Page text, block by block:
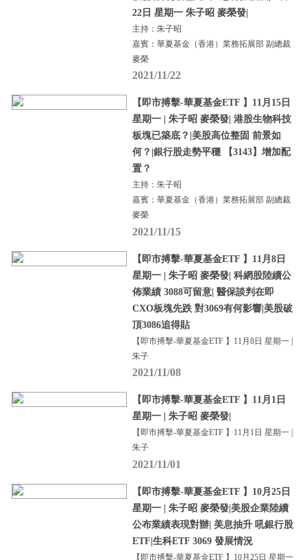
22日 星期一 朱子昭 麥榮發|
主持：朱子昭
嘉賓：華夏基金（香港）業務拓展部 副總裁
麥榮
2021/11/22
【即市搏擊-華夏基金ETF 】11月15日
星期一 | 朱子昭 麥榮發| 港股生物科技
板塊已築底？|美股高位整固 前景如
何？|銀行股走勢平穩 【3143】增加配
置？
主持：朱子昭
嘉賓：華夏基金（香港）業務拓展部 副總裁
麥榮
2021/11/15
【即市搏擊-華夏基金ETF 】11月8日
星期一 | 朱子昭 麥榮發| 科網股陸續公
佈業績 3088可留意| 醫保談判在即
CXO板塊先跌 對3069有何影響|美股破
頂3086追得貼
【即市搏擊-華夏基金ETF 】11月8日 星期一 |
朱子
2021/11/08
【即市搏擊-華夏基金ETF 】11月1日
星期一 | 朱子昭 麥榮發|
【即市搏擊-華夏基金ETF 】11月1日 星期一 |
朱子
2021/11/01
【即市搏擊-華夏基金ETF 】10月25日
星期一 | 朱子昭 麥榮發|美股企業陸續
公布業績表現對辦| 美息抽升 吼銀行股
ETF|生科ETF 3069 發展情況
【即市搏擊-華夏基金ETF 】10月25日 星期一